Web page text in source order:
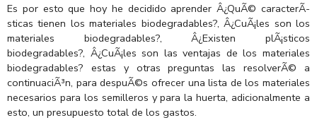
Es por esto que hoy he decidido aprender Â¿QuÃ© caracterÃ­
sticas tienen los materiales biodegradables?, Â¿CuÃ¡les son los
materiales biodegradables?, Â¿Existen plÃ¡sticos
biodegradables?, Â¿CuÃ¡les son las ventajas de los materiales
biodegradables? estas y otras preguntas las resolverÃ© a
continuaciÃ³n, para despuÃ©s ofrecer una lista de los materiales
necesarios para los semilleros y para la huerta, adicionalmente a
esto, un presupuesto total de los gastos.